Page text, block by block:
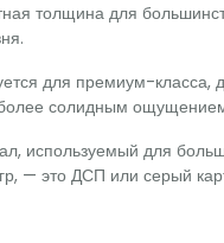
толщина для
для премиум-класса,
солидным
используемый для
— это ДСП или серый